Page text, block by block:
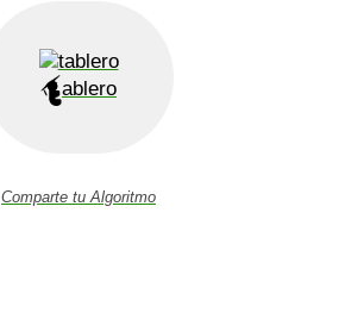
ablero
Comparte tu Algoritmo